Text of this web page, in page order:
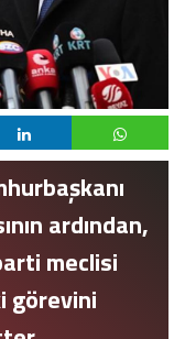
ardından,
meclisi
görevini